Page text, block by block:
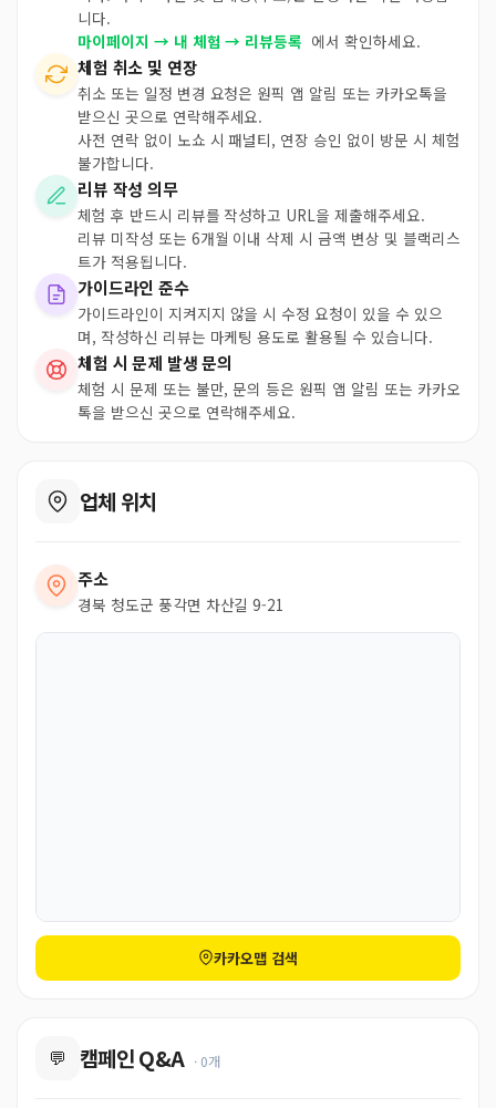
니다.
마이페이지 → 내 체험 → 리뷰등록 에서 확인하세요.
체험 취소 및 연장
취소 또는 일정 변경 요청은 원픽 앱 알림 또는 카카오톡을
받으신 곳으로 연락해주세요.
사전 연락 없이 노쇼 시 패널티, 연장 승인 없이 방문 시 체험
불가합니다.
리뷰 작성 의무
체험 후 반드시 리뷰를 작성하고 URL을 제출해주세요.
리뷰 미작성 또는 6개월 이내 삭제 시 금액 변상 및 블랙리스
트가 적용됩니다.
가이드라인 준수
가이드라인이 지켜지지 않을 시 수정 요청이 있을 수 있으
며, 작성하신 리뷰는 마케팅 용도로 활용될 수 있습니다.
체험 시 문제 발생 문의
체험 시 문제 또는 불만, 문의 등은 원픽 앱 알림 또는 카카오
톡을 받으신 곳으로 연락해주세요.
업체 위치
주소
경북 청도군 풍각면 차산길 9-21
카카오맵 검색
💬 캠페인 Q&A · 0개